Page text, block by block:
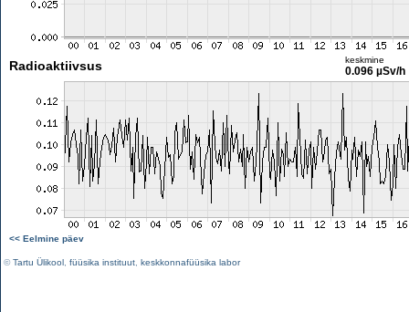
Radioaktiivsus keskmine
0.096 µSv/h
<< Eelmine päev
©Tartu Ülikool füüsika instituut keskkonnafüüsika labor